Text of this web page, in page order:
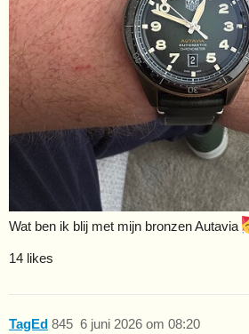
Wat ben ik blij met mijn bronzen Autavia
14 likes
TagEd 6 juni 2026 om 08:20
845